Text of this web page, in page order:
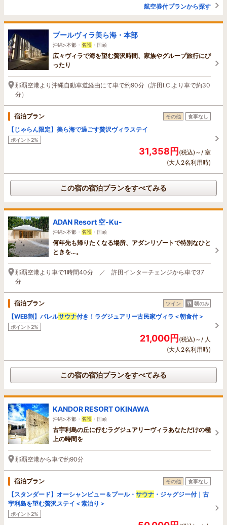
航空券付プランから探す
プールヴィラ美ら海・本部
沖縄>本部・ 名護 ・国頭
広々ヴィラで海を望む贅沢時間、家族やグループ旅行にぴ
ったり
那覇空港より沖縄自動車道経由にて車で約90分（許田I.C.より車で約30
分）
宿泊プラン その他 食事なし
【じゃらん限定】美ら海で過ごす贅沢ヴィラステイ
ポイント2%
31,358円(税込)～/ 室
(大人2名利用時)
この宿の宿泊プランをすべてみる
ADAN Resort 空-Ku-
沖縄>本部・ 名護 ・国頭
何年先も帰りたくなる場所、アダンリゾートで特別なひと
ときを…。
那覇空港より車で1時間40分 ／ 許田インターチェンジから車で37
分
宿泊プラン ツイン 朝のみ
【WEB割】バレルサウナ付き！ラグジュアリー古民家ヴィラ＜朝食付＞
ポイント2%
21,000円(税込)～/ 人
(大人2名利用時)
この宿の宿泊プランをすべてみる
KANDOR RESORT OKINAWA
沖縄>本部・ 名護 ・国頭
古宇利島の丘に佇むラグジュアリーヴィラあなただけの極
上の時間を
那覇空港から車で約90分
宿泊プラン その他 食事なし
【スタンダード】オーシャンビュー＆プール・ サウナ ・ジャグジー付｜古
宇利島を望む贅沢ステイ＜素泊り＞
ポイント2%